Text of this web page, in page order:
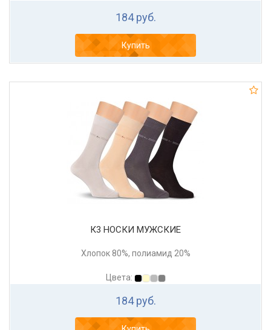
184 руб.
Купить
К3 НОСКИ МУЖСКИЕ
Хлопок 80%, полиамид 20%
Цвета:
184 руб.